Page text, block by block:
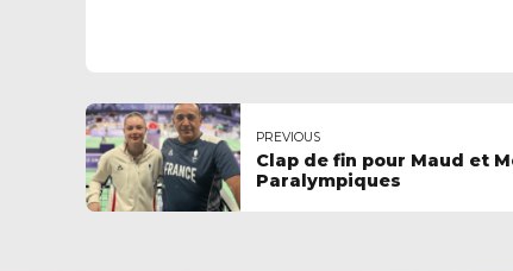
PREVIOUS
Clap de fin pour Maud et
Paralympiques